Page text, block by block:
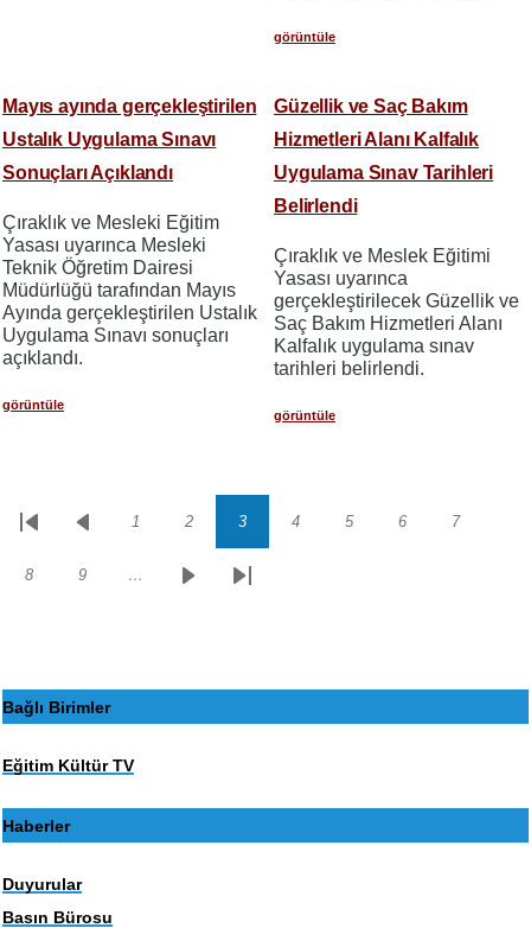
görüntüle
Mayıs ayında gerçekleştirilen
Ustalık Uygulama Sınavı
Sonuçları Açıklandı
Çıraklık ve Mesleki Eğitim
Yasası uyarınca Mesleki
Teknik Öğretim Dairesi
Müdürlüğü tarafından Mayıs
Ayında gerçekleştirilen Ustalık
Uygulama Sınavı sonuçları
açıklandı.
görüntüle
Güzellik ve Saç Bakım
Hizmetleri Alanı Kalfalık
Uygulama Sınav Tarihleri
Belirlendi
Çıraklık ve Meslek Eğitimi
Yasası uyarınca
gerçekleştirilecek Güzellik ve
Saç Bakım Hizmetleri Alanı
Kalfalık uygulama sınav
tarihleri belirlendi.
görüntüle
Sayfalama
İlk
Önceki
Sayfa
1 Sayfa
2 Sayfa
3 Sayfa
4 Sayfa
5 Sayfa
6 Sayfa
7
Sayfa
8 Sayfa
9 …
SonrakiSon
Bağlı Birimler
Eğitim Kültür TV
Haberler
Duyurular
Basın Bürosu